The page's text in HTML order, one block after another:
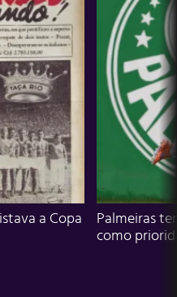
a Copa
Palmeiras
como